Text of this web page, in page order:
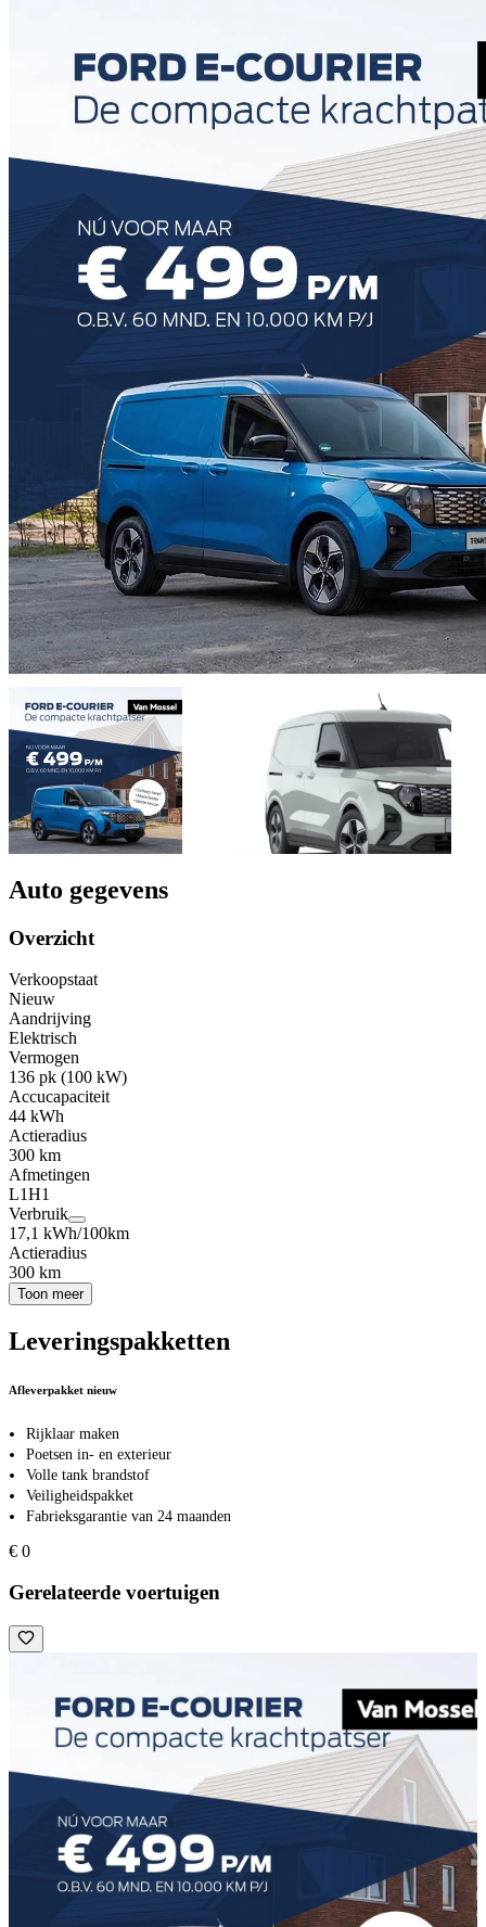
Auto gegevens
Overzicht
Verkoopstaat
Nieuw
Aandrijving
Elektrisch
Vermogen
136 pk (100 kW)
Accucapaciteit
44 kWh
Actieradius
300 km
Afmetingen
L1H1
Verbruik
17,1 kWh/100km
Actieradius
300 km
Toon meer
Leveringspakketten
Afleverpakket nieuw
Rijklaar maken
Poetsen in- en exterieur
Volle tank brandstof
Veiligheidspakket
Fabrieksgarantie van 24 maanden
€ 0
Gerelateerde voertuigen